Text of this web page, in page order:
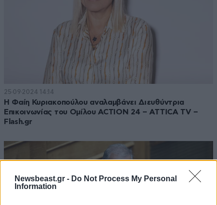
Newsbeast.gr - Do Not Process My Personal
Information
25·09·2024 14:14
Η Φαίη Κυριακοπούλου αναλαμβάνει Διευθύντρια
Επικοινωνίας του Ομίλου ACTION 24 – ATTICA TV –
Flash.gr